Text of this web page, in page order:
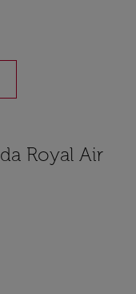
Royal Air